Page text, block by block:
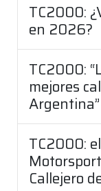
TC2000:
en 2026?
TC2000:
mejores
Argentina”
TC2000:
Callejero